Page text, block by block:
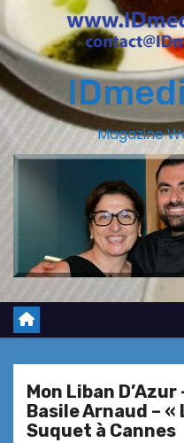
Magazine
Mon Liban
Basile Arnaud – «
Suquet à Cannes